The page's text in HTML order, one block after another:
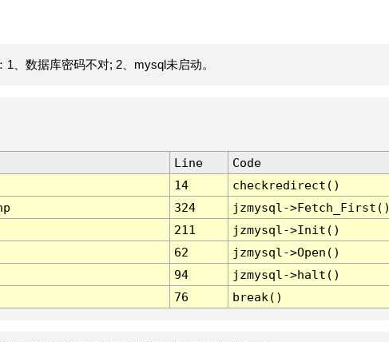
、数据库密码不对; 2、mysql未启动。
Line
Code
14
checkredirect()
324
jzmysql-
211
jzmysql->Init()
62
jzmysql->Open()
94
jzmysql->halt()
76 break()